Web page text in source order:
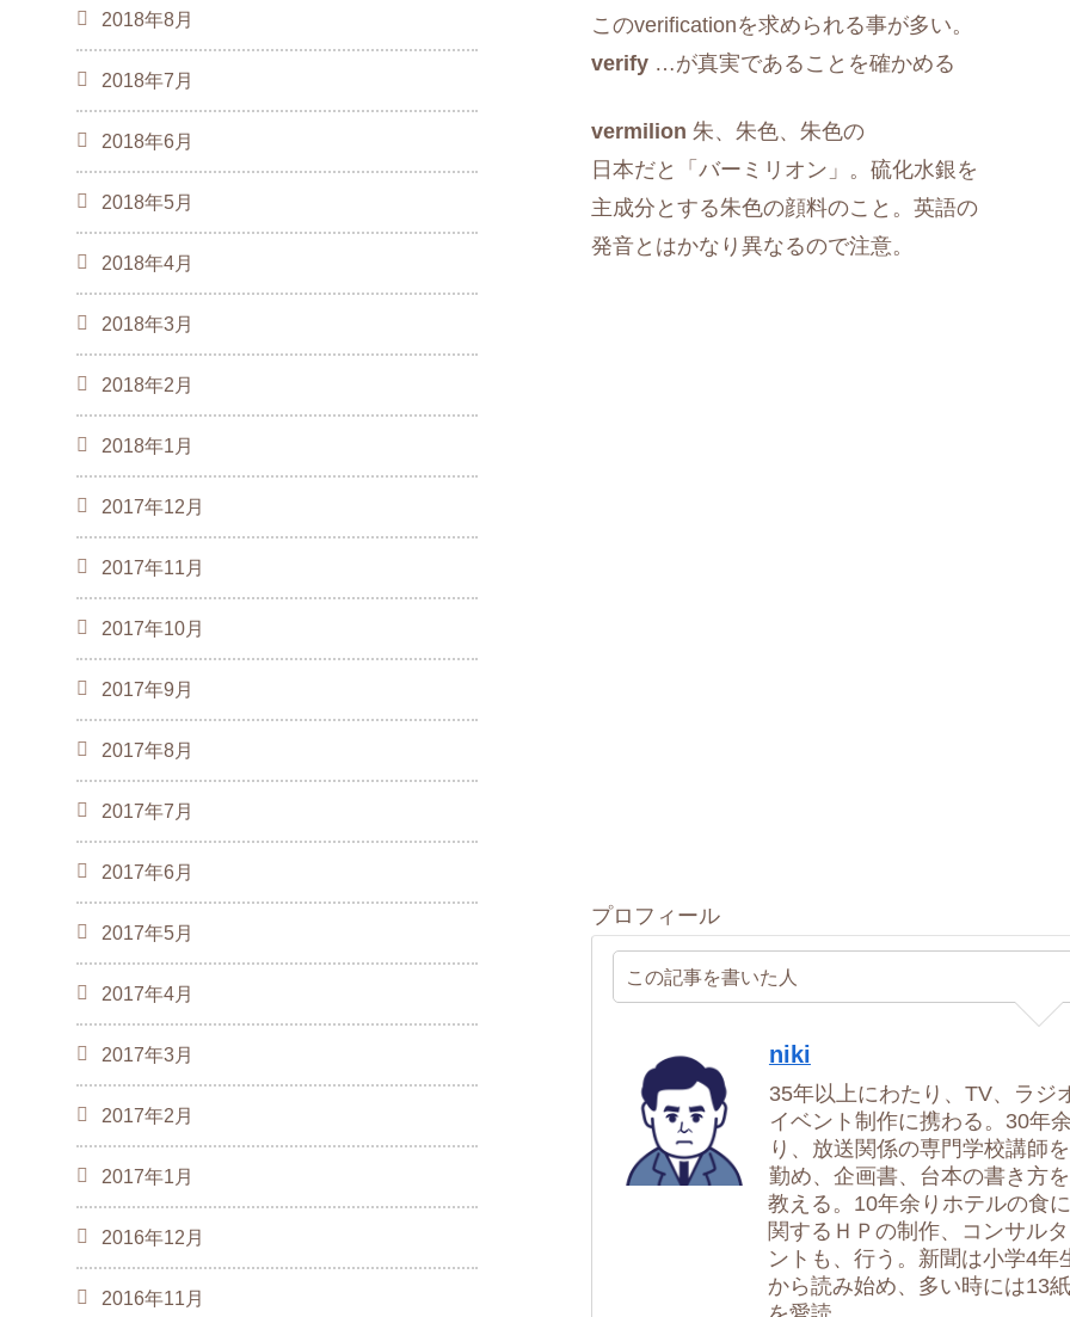
このverificationを求められる事が多い。
verify …が真実であることを確かめる
vermilion 朱、朱色、朱色の
日本だと「バーミリオン」。硫化水銀を
主成分とする朱色の顔料のこと。英語の
発音とはかなり異なるので注意。
プロフィール
この記事を書いた人
niki
35年以上にわたり、TV、ラジ
イベント制作に携わる。30年余
り、放送関係の専門学校講師を
勤め、企画書、台本の書き方を
教える。10年余りホテルの食に
関するＨＰの制作、コンサルタ
ントも、行う。新聞は小学4年
から読み始め、多い時には13紙
2018年8月
2018年7月
2018年6月
2018年5月
2018年4月
2018年3月
2018年2月
2018年1月
2017年12月
2017年11月
2017年10月
2017年9月
2017年8月
2017年7月
2017年6月
2017年5月
2017年4月
2017年3月
2017年2月
2017年1月
2016年12月
2016年11月